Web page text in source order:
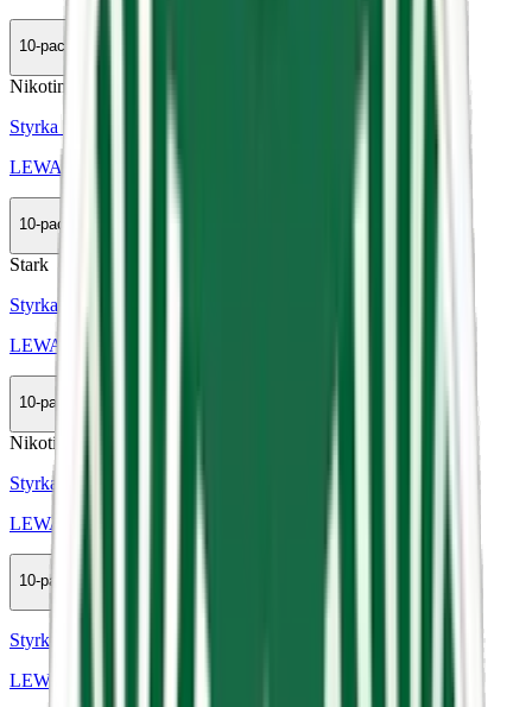
10-pack
Nikotinfri
Styrka Nikotinfri · Slim
LEWA Power Functional Liquorice Raspberries
10-pack
Stark
Styrka Stark · Large
LEWA Classic Liquorice
10-pack
Nikotinfri
Styrka Nikotinfri · Slim
LEWA Power Functional Cola Lime
10-pack
Styrka Normal · Slim
LEWA Citrus Mint